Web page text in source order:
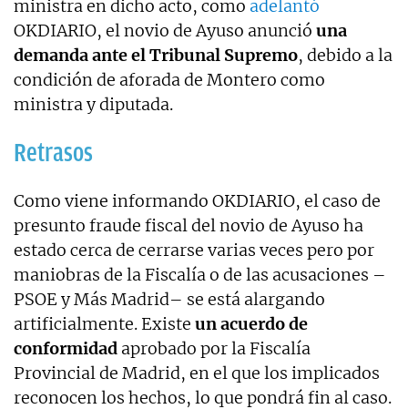
ministra en dicho acto, como adelantó
OKDIARIO, el novio de Ayuso anunció una
demanda ante el Tribunal Supremo, debido a la
condición de aforada de Montero como
ministra y diputada.
Retrasos
Como viene informando OKDIARIO, el caso de
presunto fraude fiscal del novio de Ayuso ha
estado cerca de cerrarse varias veces pero por
maniobras de la Fiscalía o de las acusaciones –
PSOE y Más Madrid– se está alargando
artificialmente. Existe un acuerdo de
conformidad aprobado por la Fiscalía
Provincial de Madrid, en el que los implicados
reconocen los hechos, lo que pondrá fin al caso.